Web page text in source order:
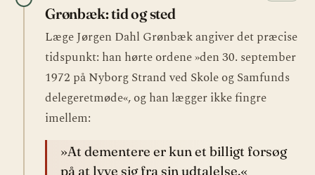
Grønbæk: tid og sted
Læge Jørgen Dahl Grønbæk angiver det præcise
tidspunkt: han hørte ordene »den 30. september
1972 på Nyborg Strand ved Skole og Samfunds
delegeretmøde«, og han lægger ikke fingre
imellem:
»At dementere er kun et billigt forsøg
på at lyve sig fra sin udtalelse.«